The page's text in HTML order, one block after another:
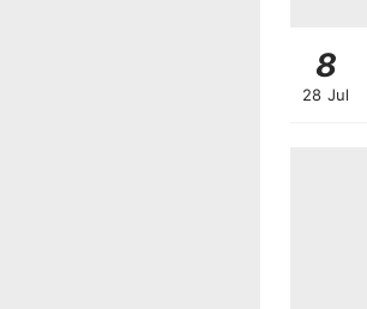
8
28 Jul